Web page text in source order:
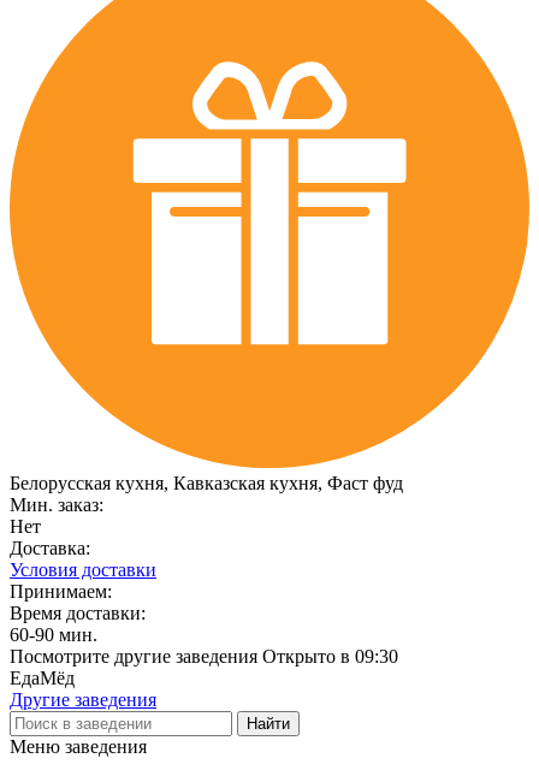
Белорусская кухня, Кавказская кухня, Фаст фуд
Мин. заказ:
Нет
Доставка:
Условия доставки
Принимаем:
Время доставки:
60-90 мин.
Посмотрите другие заведения Открыто в 09:30
ЕдаМёд
Другие заведения
Меню заведения